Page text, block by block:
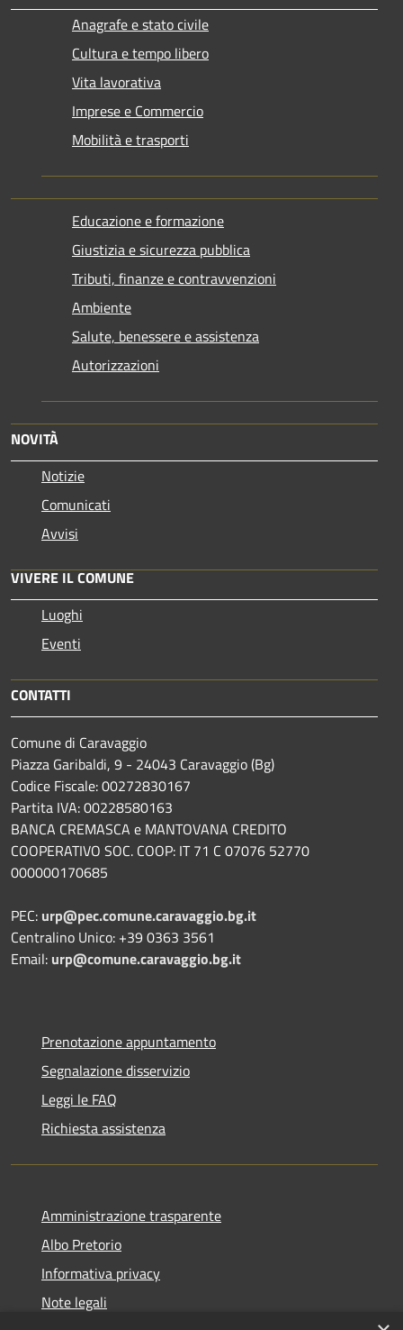
Anagrafe e stato civile
Cultura e tempo libero
Vita lavorativa
Imprese e Commercio
Mobilità e trasporti
Educazione e formazione
Giustizia e sicurezza pubblica
Tributi, finanze e contravvenzioni
Ambiente
Salute, benessere e assistenza
Autorizzazioni
NOVITÀ
Notizie
Comunicati
Avvisi
VIVERE IL COMUNE
Luoghi
Eventi
CONTATTI
Comune di Caravaggio
Piazza Garibaldi, 9 - 24043 Caravaggio (Bg)
Codice Fiscale: 00272830167
Partita IVA: 00228580163
BANCA CREMASCA e MANTOVANA CREDITO
COOPERATIVO SOC. COOP: IT 71 C 07076 52770
000000170685
PEC: urp@pec.comune.caravaggio.bg.it
Centralino Unico: +39 0363 3561
Email: urp@comune.caravaggio.bg.it
Prenotazione appuntamento
Segnalazione disservizio
Leggi le FAQ
Richiesta assistenza
Amministrazione trasparente
Albo Pretorio
Informativa privacy
Note legali